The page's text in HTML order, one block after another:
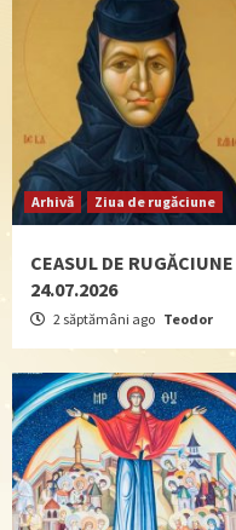
Arhivă Ziua de rugăciune
CEASUL DE RUGĂCIUNE
24.07.2026
2 săptămâni ago Teodor